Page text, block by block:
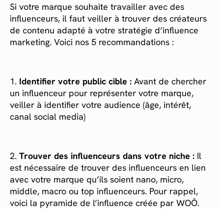
Si votre marque souhaite travailler avec des
influenceurs, il faut veiller à trouver des créateurs
de contenu adapté à votre stratégie d’influence
marketing. Voici nos 5 recommandations :
1. Identifier votre public cible : Avant de chercher
un influenceur pour représenter votre marque,
veiller à identifier votre audience (âge, intérêt,
canal social media)
2. Trouver des influenceurs dans votre niche : Il
est nécessaire de trouver des influenceurs en lien
avec votre marque qu’ils soient nano, micro,
middle, macro ou top influenceurs. Pour rappel,
voici la pyramide de l’influence créée par WOÔ.